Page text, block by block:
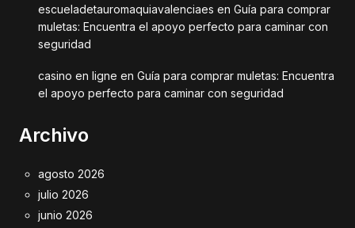
escueladetauromaquiavalenciaes en Guía para comprar
muletas: Encuentra el apoyo perfecto para caminar con
seguridad
casino en ligne en Guía para comprar muletas: Encuentra
el apoyo perfecto para caminar con seguridad
Archivo
agosto 2026
julio 2026
junio 2026